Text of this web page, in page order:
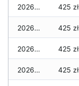
2026-07-22 425 zł
2026-07-21 425 zł
2026-07-20 425 zł
2026-07-18 425 zł